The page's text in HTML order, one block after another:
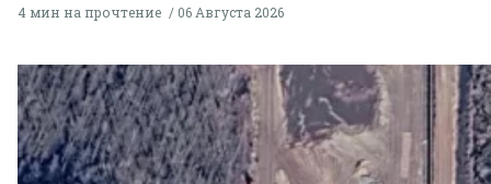
4 мин на прочтение 06 Августа 2026